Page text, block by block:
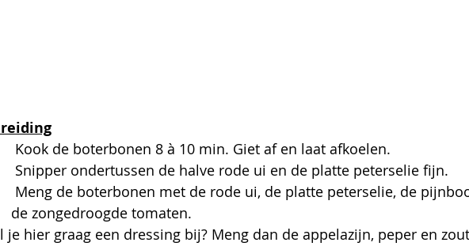
Kook de boterbonen 8 à 10 min. Giet af en laat afkoelen.
Snipper ondertussen de halve rode ui en de platte peterselie fijn.
de zongedroogde tomaten.
je hier graag een dressing bij? Meng dan de appelazijn, peper en